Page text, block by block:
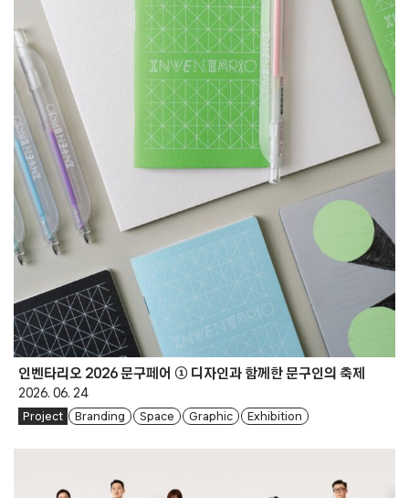
인벤타리오 2026 문구페어 ① 디자인과 함께한 문구인의 축제
2026. 06. 24
Project Branding Space Graphic Exhibition